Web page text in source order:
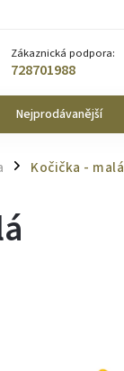
Zákaznická podpora:
728701988
Nejprodávanější
/ Kočička - malá